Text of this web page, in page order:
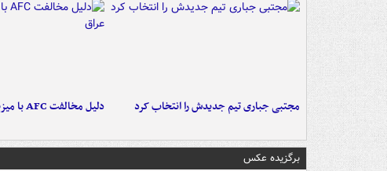
مجتبی جباری تیم جدیدش را انتخاب کرد دلیل مخالفت AFC با میزبانی آبی‌ها در عراق
برگزیده عکس